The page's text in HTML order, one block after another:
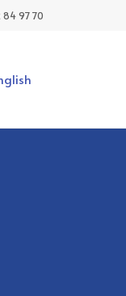
84 97 70